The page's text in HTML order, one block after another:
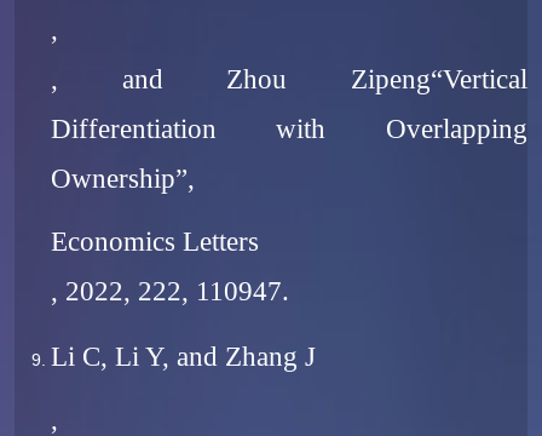
,
, and Zhou Zipeng“Vertical
Differentiation with Overlapping
Ownership”,
Economics Letters
, 2022, 222, 110947.
Li C, Li Y, and Zhang J
,